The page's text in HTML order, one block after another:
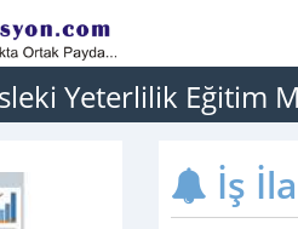
Yeterlilik Eğitim
İş